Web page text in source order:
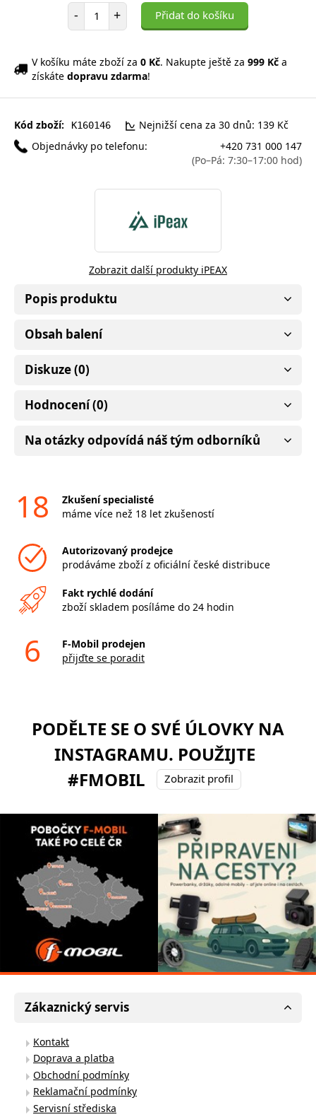
- Počet položek
+ Přidat do košíku
V košíku máte zboží za 0 Kč. Nakupte ještě za 999 Kč a
získáte dopravu zdarma!
Kód zboží: K160146
Nejnižší cena za 30 dnů: 139 Kč
Objednávky po telefonu:
+420 731 000 147
(Po–Pá: 7:30–17:00 hod)
Zobrazit další produkty iPEAX
Popis produktu
Obsah balení
Diskuze (0)
Hodnocení (0)
Na otázky odpovídá náš tým odborníků
18
Zkušení specialisté
máme více než 18 let zkušeností
Autorizovaný prodejce
prodáváme zboží z oficiální české distribuce
Fakt rychlé dodání
zboží skladem posíláme do 24 hodin
6
F-Mobil prodejen
přijďte se poradit
PODĚLTE SE O SVÉ ÚLOVKY NA
INSTAGRAMU. POUŽIJTE
#FMOBIL
Zobrazit profil
Zákaznický servis
Kontakt
Doprava a platba
Obchodní podmínky
Reklamační podmínky
Servisní střediska